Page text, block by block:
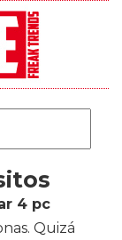
4 pc
Quizá